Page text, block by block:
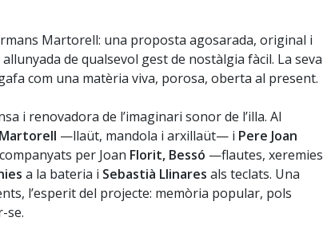
Martorell: una proposta agosarada, original i
de qualsevol gest de nostàlgia fàcil. La seva
com una matèria viva, porosa, oberta al present.
i renovadora de l’imaginari sonor de l’illa. Al
—llaüt, mandola i arxillaüt— i Pere Joan
per Joan Florit, Bessó —flautes, xeremies
a la bateria i Sebastià Llinares als teclats. Una
l’esperit del projecte: memòria popular, pols
se.